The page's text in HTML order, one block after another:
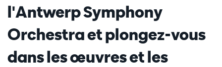
l'Antwerp Symphony
Orchestra et plongez-vous
dans les œuvres et les